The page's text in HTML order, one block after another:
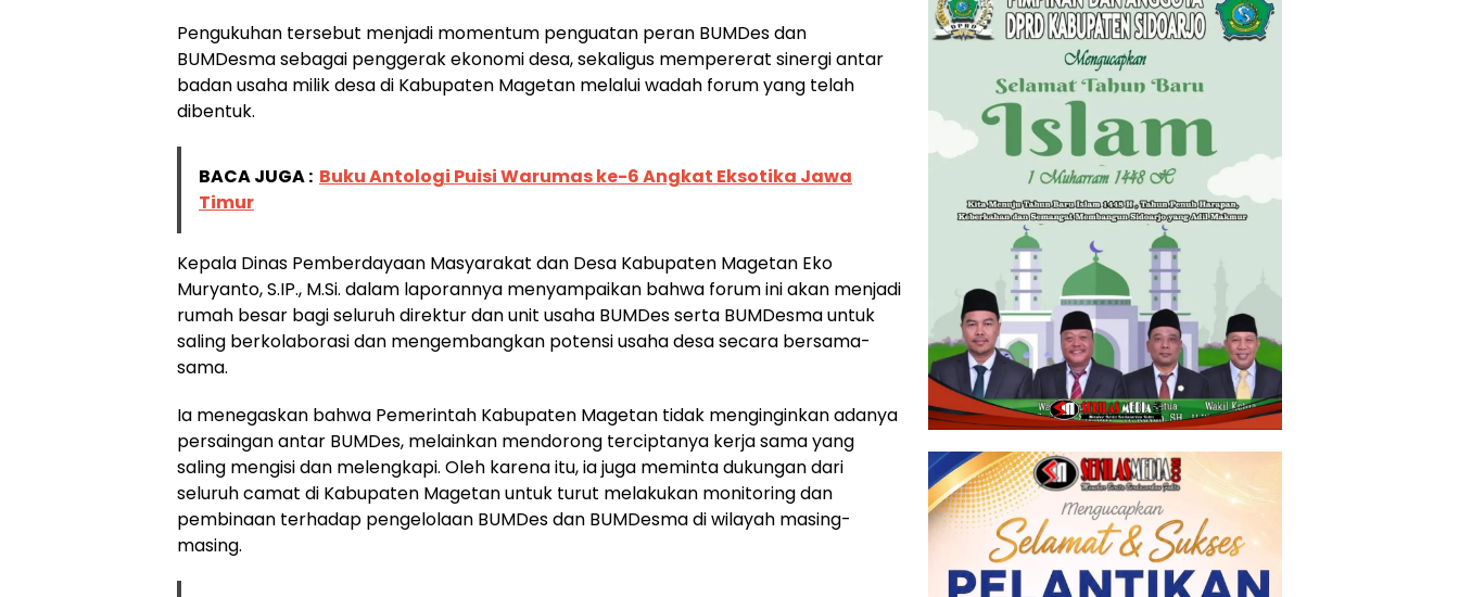
Pengukuhan tersebut menjadi momentum penguatan peran BUMDes dan
BUMDesma sebagai penggerak ekonomi desa, sekaligus mempererat sinergi antar
badan usaha milik desa di Kabupaten Magetan melalui wadah forum yang telah
dibentuk.
BACA JUGA : Buku Antologi Puisi Warumas ke-6 Angkat Eksotika Jawa
Timur
Kepala Dinas Pemberdayaan Masyarakat dan Desa Kabupaten Magetan Eko
Muryanto, S.IP., M.Si. dalam laporannya menyampaikan bahwa forum ini akan menjadi
rumah besar bagi seluruh direktur dan unit usaha BUMDes serta BUMDesma untuk
saling berkolaborasi dan mengembangkan potensi usaha desa secara bersama-
sama.
Ia menegaskan bahwa Pemerintah Kabupaten Magetan tidak menginginkan adanya
persaingan antar BUMDes, melainkan mendorong terciptanya kerja sama yang
saling mengisi dan melengkapi. Oleh karena itu, ia juga meminta dukungan dari
seluruh camat di Kabupaten Magetan untuk turut melakukan monitoring dan
pembinaan terhadap pengelolaan BUMDes dan BUMDesma di wilayah masing-
masing.